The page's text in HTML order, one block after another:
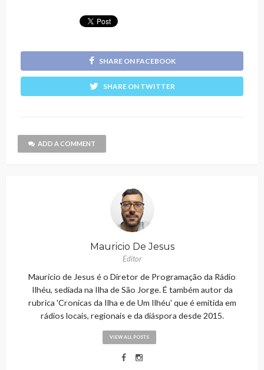
SHARE ON FACEBOOK
SHARE ON TWITTER
ADD A COMMENT
Mauricio De Jesus
Editor
Maurício de Jesus é o Diretor de Programação da Rádio
Ilhéu, sediada na Ilha de São Jorge. É também autor da
rubrica 'Cronicas da Ilha e de Um Ilhéu' que é emitida em
rádios locais, regionais e da diáspora desde 2015.
VIEW ALL POSTS